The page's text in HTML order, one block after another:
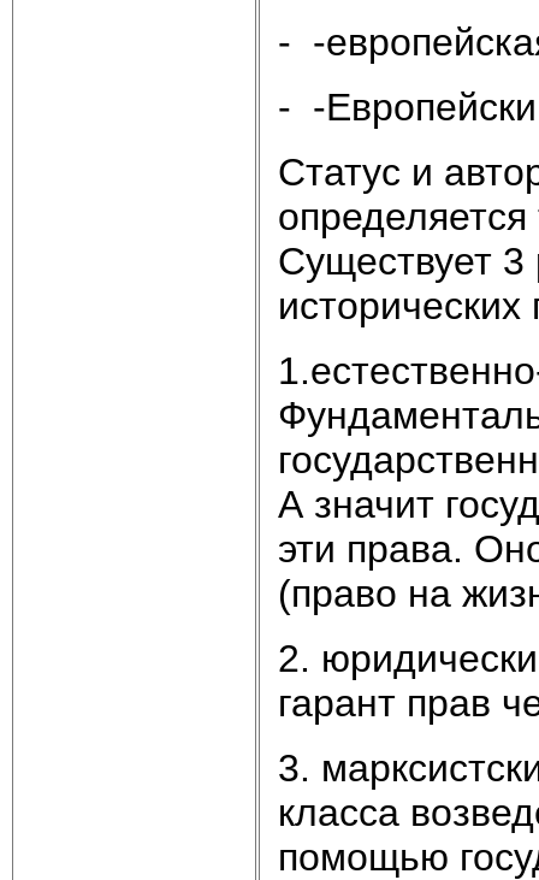
- -
- -
Статус и
определяется
Существует 3
исторических
А значит
эти права.
(право на
2.
гарант прав
3.
класса
помощью